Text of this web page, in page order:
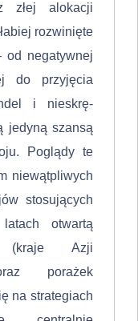
złej alokacji
rozwinięte
od negatywnej
do przyjęcia
i nieskrę­
jedyną szansą
Poglądy te
niewątpliwych
stosujących
otwartą
(kraje Azji
porażek
na strategiach